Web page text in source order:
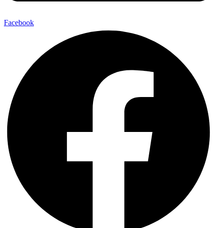
Facebook